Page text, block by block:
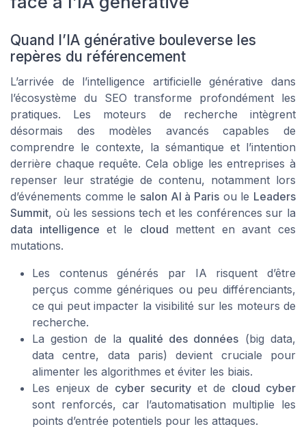
Quand l’IA générative bouleverse les
repères du référencement
L’arrivée de l’intelligence artificielle générative dans
l’écosystème du SEO transforme profondément les
pratiques. Les moteurs de recherche intègrent
désormais des modèles avancés capables de
comprendre le contexte, la sémantique et l’intention
derrière chaque requête. Cela oblige les entreprises à
repenser leur stratégie de contenu, notamment lors
d’événements comme le salon AI à Paris ou le Leaders
Summit, où les sessions tech et les conférences sur la
data intelligence et le cloud mettent en avant ces
mutations.
Les contenus générés par IA risquent d’être
perçus comme génériques ou peu différenciants,
ce qui peut impacter la visibilité sur les moteurs de
recherche.
La gestion de la qualité des données (big data,
data centre, data paris) devient cruciale pour
alimenter les algorithmes et éviter les biais.
Les enjeux de cyber security et de cloud cyber
sont renforcés, car l’automatisation multiplie les
points d’entrée potentiels pour les attaques.